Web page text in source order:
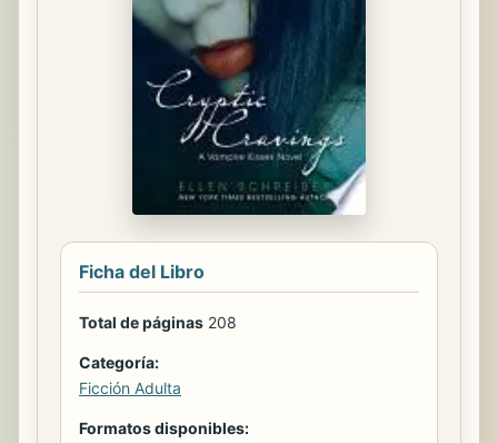
Ficha del Libro
Total de páginas 208
Categoría:
Ficción Adulta
Formatos disponibles: